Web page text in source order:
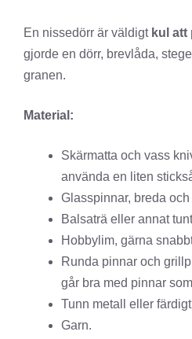
En nissedörr är väldigt kul att
gjorde en dörr, brevlåda,
granen.
Material:
Skärmatta och vass
använda en liten
Glasspinnar, breda och
Balsaträ eller annat
Hobbylim, gärna
Runda pinnar och
går bra med pinnar
Tunn metall eller
Garn.